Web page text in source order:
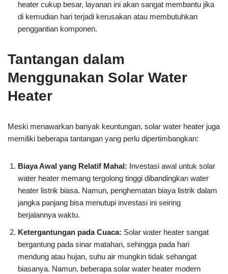
heater cukup besar, layanan ini akan sangat membantu jika
di kemudian hari terjadi kerusakan atau membutuhkan
penggantian komponen.
Tantangan dalam
Menggunakan Solar Water
Heater
Meski menawarkan banyak keuntungan, solar water heater juga
memiliki beberapa tantangan yang perlu dipertimbangkan:
Biaya Awal yang Relatif Mahal: Investasi awal untuk solar
water heater memang tergolong tinggi dibandingkan water
heater listrik biasa. Namun, penghematan biaya listrik dalam
jangka panjang bisa menutupi investasi ini seiring
berjalannya waktu.
Ketergantungan pada Cuaca: Solar water heater sangat
bergantung pada sinar matahari, sehingga pada hari
mendung atau hujan, suhu air mungkin tidak sehangat
biasanya. Namun, beberapa solar water heater modern